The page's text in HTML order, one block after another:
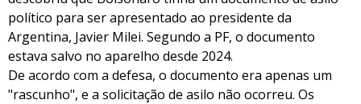
político para ser apresentado ao presidente da
Argentina, Javier Milei. Segundo a PF, o documento
estava salvo no aparelho desde 2024.
De acordo com a defesa, o documento era apenas um
"rascunho", e a solicitação de asilo não ocorreu. Os